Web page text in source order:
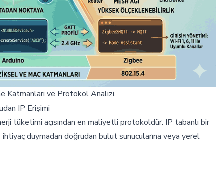
Katmanları ve Protokol Analizi.
IP Erişimi
tüketimi açısından en maliyetli protokoldür. IP tabanlı bir
duymadan doğrudan bulut sunucularına veya yerel